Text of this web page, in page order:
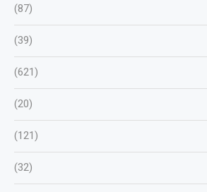
(87)
(39)
(621)
(20)
(121)
(32)